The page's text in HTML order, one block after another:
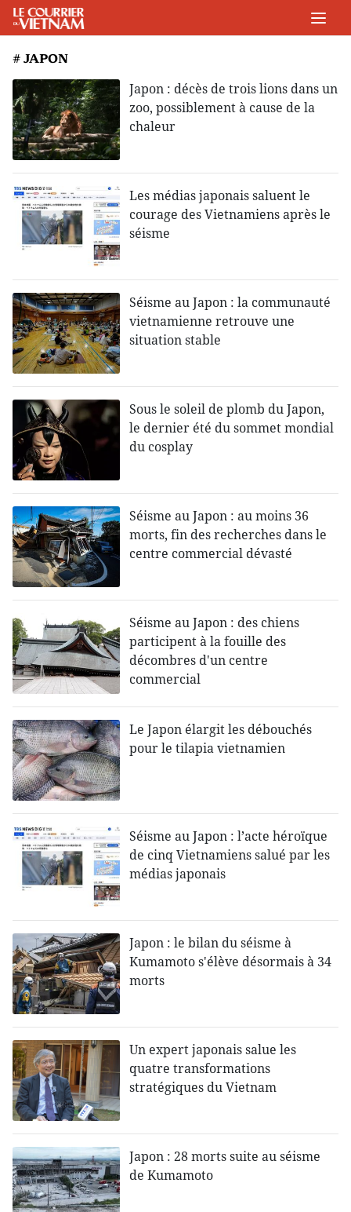
# JAPON
Japon : décès de trois lions dans un
zoo, possiblement à cause de la
chaleur
Les médias japonais saluent le
courage des Vietnamiens après le
séisme
Séisme au Japon : la communauté
vietnamienne retrouve une
situation stable
Sous le soleil de plomb du Japon,
le dernier été du sommet mondial
du cosplay
Séisme au Japon : au moins 36
morts, fin des recherches dans le
centre commercial dévasté
Séisme au Japon : des chiens
participent à la fouille des
décombres d'un centre
commercial
Le Japon élargit les débouchés
pour le tilapia vietnamien
Séisme au Japon : l’acte héroïque
de cinq Vietnamiens salué par les
médias japonais
Japon : le bilan du séisme à
Kumamoto s'élève désormais à 34
morts
Un expert japonais salue les
quatre transformations
stratégiques du Vietnam
Japon : 28 morts suite au séisme
de Kumamoto